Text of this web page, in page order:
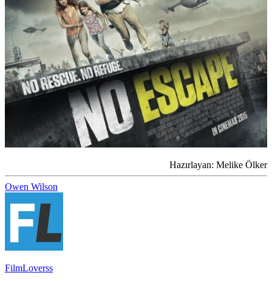
Hazırlayan: Melike Ölker
Owen Wilson
FilmLoverss